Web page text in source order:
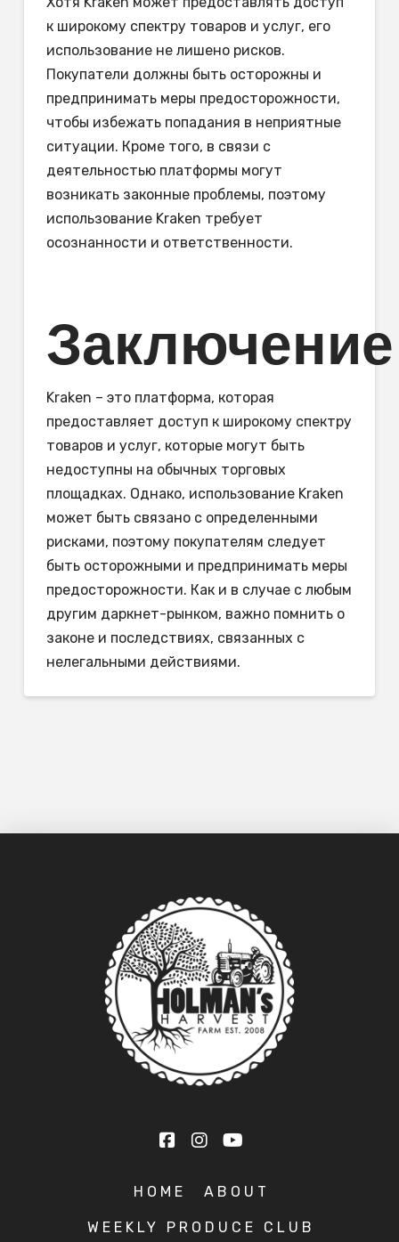
к широкому спектру товаров и услуг, его
использование не лишено рисков.
Покупатели должны быть осторожны и
предпринимать меры предосторожности,
чтобы избежать попадания в неприятные
ситуации. Кроме того, в связи с
деятельностью платформы могут
возникать законные проблемы, поэтому
использование Kraken требует
осознанности и ответственности.
Заключение
Kraken – это платформа, которая
предоставляет доступ к широкому спектру
товаров и услуг, которые могут быть
недоступны на обычных торговых
площадках. Однако, использование Kraken
может быть связано с определенными
рисками, поэтому покупателям следует
быть осторожными и предпринимать меры
предосторожности. Как и в случае с любым
другим даркнет-рынком, важно помнить о
законе и последствиях, связанных с
нелегальными действиями.
HOME ABOUT
WEEKLY PRODUCE CLUB